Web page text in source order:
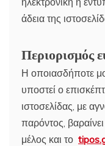
άδεια της
Περιορισμός
Η οποιασδήποτε
υποστεί ο
ιστοσελίδας, με
παρόντος,
μέλος και το